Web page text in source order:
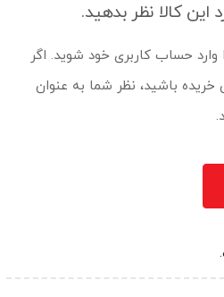
این کالا نظر بدهید.
وارد حساب کاربری خود شوید. اگر
خریده باشید، نظر شما به عنوان